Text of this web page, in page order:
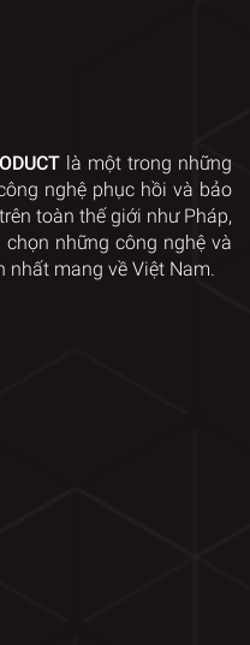
là một trong những
nghệ phục hồi và bảo
toàn thế giới như Pháp,
những công nghệ và
nhất mang về Việt Nam.